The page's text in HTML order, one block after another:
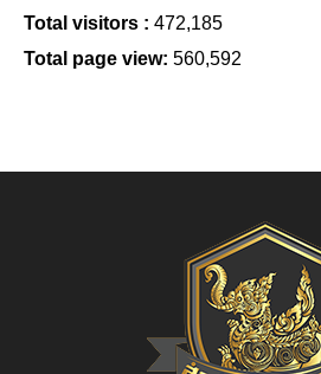
Total visitors : 472,185
Total page view: 560,592